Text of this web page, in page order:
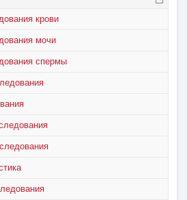
крови
мочи
спермы